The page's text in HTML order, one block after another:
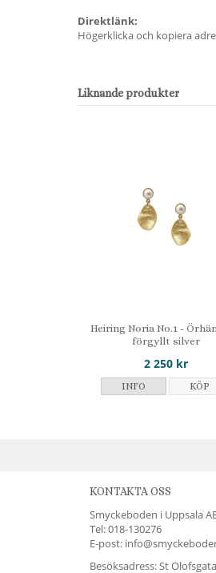
Direktlänk:
Högerklicka och kopiera
Liknande produkter
Heiring Noria No.1 -
förgyllt silver
2 250 kr
INFO KÖP
KONTAKTA OSS
Smyckeboden i Uppsala
Tel:018-130276
E-post:
Besöksadress: St